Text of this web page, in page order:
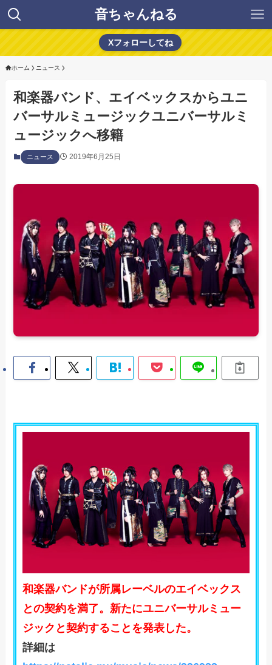
音ちゃんねる
Xフォローしてね
ホーム ニュース
和楽器バンド、エイベックスからユニ
バーサルミュージックユニバーサルミ
ュージックへ移籍
ニュース 2019年6月25日
和楽器バンドが所属レーベルのエイベックス
との契約を満了。新たにユニバーサルミュー
ジックと契約することを発表した。
詳細は